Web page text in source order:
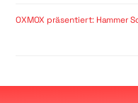
OXMOX präsentiert: Hammer